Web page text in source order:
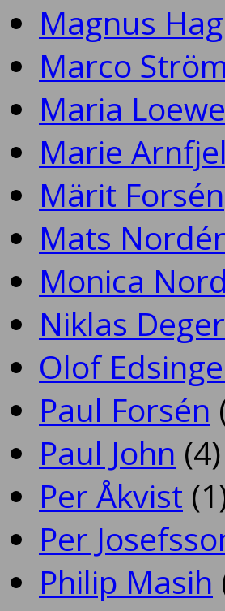
Magnus
Marco
Maria
Marie
Märit Forsén
Mats
Monica
Niklas
Olof
Paul Forsén
Paul John (4)
Per Åkvist
Per
Philip Masih